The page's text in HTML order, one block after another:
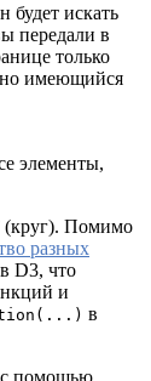
будет искать
передали в
только
имеющийся
элементы,
(круг). Помимо
разных
D3, что
и
в
с помощью